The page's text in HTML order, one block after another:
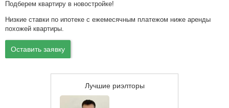
Подберем квартиру в новостройке!
Низкие ставки по ипотеке с ежемесячным платежом ниже аренды
похожей квартиры.
Оставить заявку
Лучшие риэлторы